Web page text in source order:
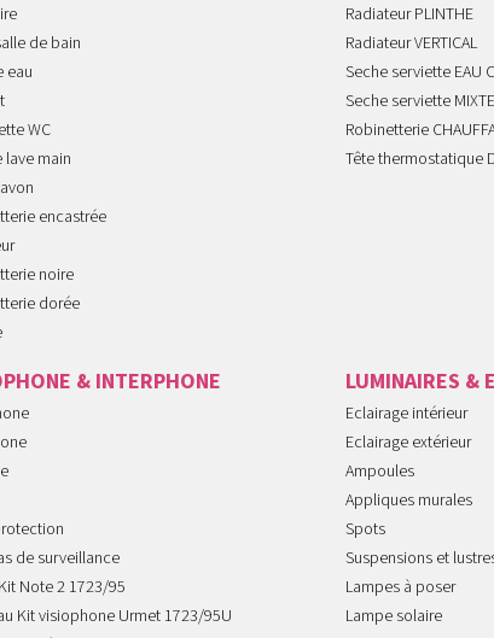
de bain
eau
WC
lave main
encastrée
noire
dorée
Radiateur PLINTHE
Radiateur VERTICAL
Seche serviette EAU
Seche serviette MIXTE
Robinetterie
Tête thermostatique
& INTERPHONE
de surveillance
Note 2 1723/95
Kit visiophone Urmet 1723/95U
LUMINAIRES &
Eclairage intérieur
Eclairage extérieur
Ampoules
Appliques murales
Spots
Suspensions et
Lampes à poser
Lampe solaire